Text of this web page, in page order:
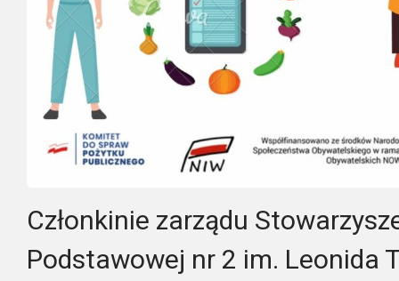
Członkinie zarządu
Podstawowej nr 2 im. Leonida